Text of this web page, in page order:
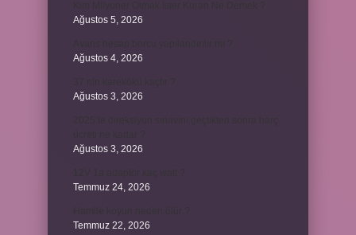
Ağustos 5, 2026
Ağustos 4, 2026
Ağustos 3, 2026
Ağustos 3, 2026
Temmuz 24, 2026
Temmuz 22, 2026